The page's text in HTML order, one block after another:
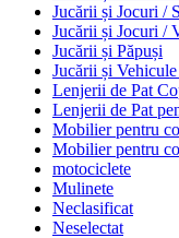
Jucării și Jocuri /
Jucării și Jocuri /
Jucării și Păpuși
Jucării și
Lenjerii de Pat
Lenjerii de Pat
Mobilier pentru
Mobilier pentru
motociclete
Mulinete
Neclasificat
Neselectat